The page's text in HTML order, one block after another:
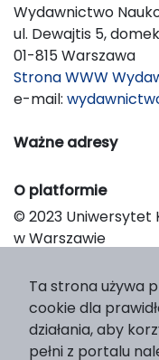
Wydawnictwo
ul. Dewajtis 5,
01-815 Warszawa
Strona WWW
e-mail:
Ważne adresy
O platformie
© 2023 Uniwersytet
w Warszawie
Platform &
Ta strona używa
cookie dla
działania, aby
pełni z portalu